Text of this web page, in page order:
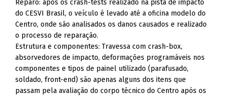
Reparo: após os crash-tests realizado na pista de impacto
do CESVI Brasil, o veículo é levado até a oficina modelo do
Centro, onde são analisados os danos causados e realizado
o processo de reparação.
Estrutura e componentes: Travessa com crash-box,
absorvedores de impacto, deformações programáveis nos
componentes e tipos de painel utilizado (parafusado,
soldado, front-end) são apenas alguns dos itens que
passam pela avaliação do corpo técnico do Centro após os